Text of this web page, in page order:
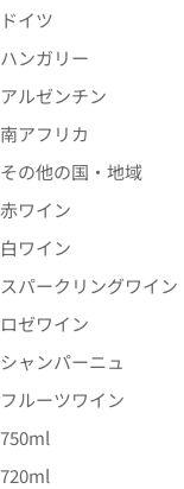
ドイツ
ハンガリー
アルゼンチン
南アフリカ
その他の国・地域
赤ワイン
白ワイン
スパークリングワイン
ロゼワイン
シャンパーニュ
フルーツワイン
750ml
720ml